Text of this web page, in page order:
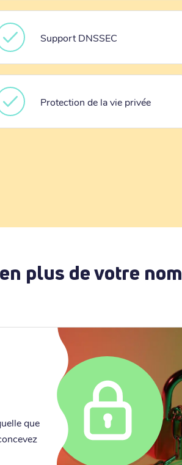
Support DNSSEC
Protection de la vie privée
plus de votre nom
que